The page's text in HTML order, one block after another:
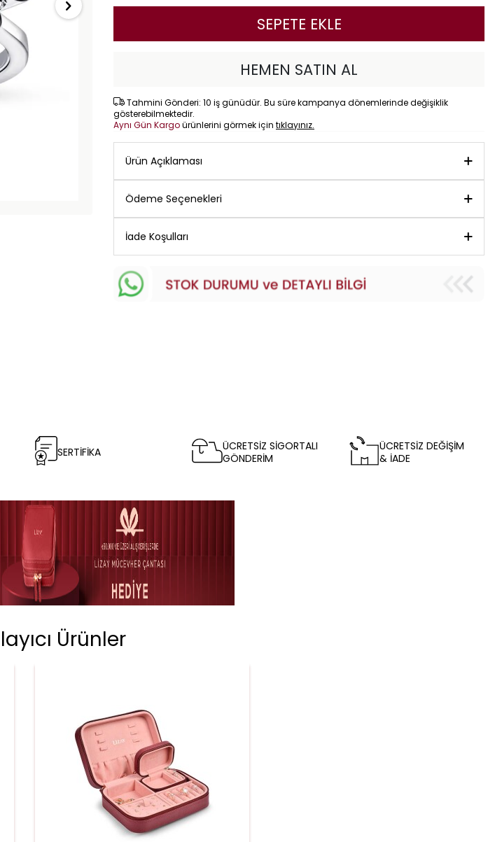
SEPETE EKLE
HEMEN SATIN AL
Tahmini Gönderi: 10 iş günüdür. Bu süre kampanya dönemlerinde değişiklik
gösterebilmektedir.
Aynı Gün Kargoürünlerini görmek için tıklayınız.
Ürün Açıklaması
Ödeme Seçenekleri
İade Koşulları
SERTİFİKA
ÜCRETSİZ SİGORTALI
GÖNDERİM
ÜCRETSİZ DEĞİŞİM
& İADE
Ürünler